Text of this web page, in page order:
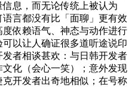
息，而无论传统上被认为
语言都没有比「面聊」更有效
依赖语气、神态与动作进行
以让人确证很多道听途说印
者相谈甚欢：与日韩开发者
化（会心一笑）；意外发现
开发者出奇地相似；在号称